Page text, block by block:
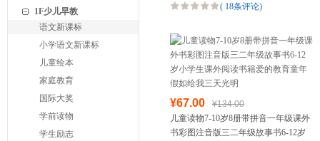
1F少儿早教
语文新课标
小学语文新课标
儿童绘本
家庭教育
国际大奖
学前读物
学生励志
( 18条评论)
¥67.00
¥134.00
儿童读物7-10岁8册带拼音一年级课外
书彩图注音版三二年级故事书6-12岁